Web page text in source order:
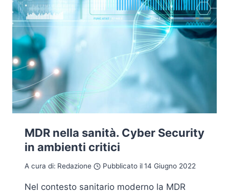
MDR nella sanità. Cyber Security
in ambienti critici
A cura di: Redazione Pubblicato il14 Giugno 2022
Nel contesto sanitario moderno la MDR